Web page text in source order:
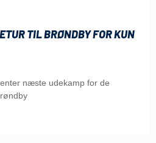
TIL BRØNDBY FOR KUN
næste udekamp for de